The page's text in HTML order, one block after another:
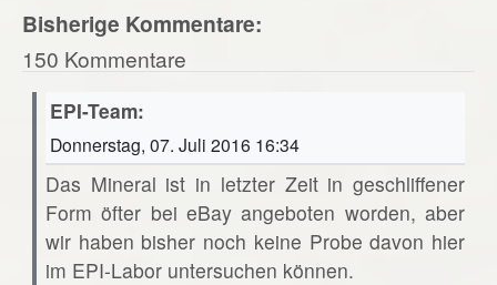
Bisherige Kommentare:
150 Kommentare
EPI-Team:
Donnerstag, 07. Juli 2016 16:34
Das Mineral ist in letzter Zeit in geschliffener
Form öfter bei eBay angeboten worden, aber
wir haben bisher noch keine Probe davon hier
im EPI-Labor untersuchen können.